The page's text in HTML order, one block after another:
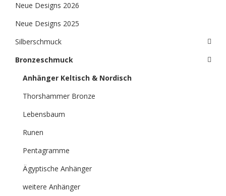
Neue Designs 2026
Neue Designs 2025
Silberschmuck
Bronzeschmuck
Anhänger Keltisch & Nordisch
Thorshammer Bronze
Lebensbaum
Runen
Pentagramme
Ägyptische Anhänger
weitere Anhänger